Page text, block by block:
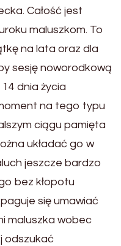
Całość jest
maluszkom. To
na lata oraz dla
sesję noworodkową
dnia życia
na tego typu
ciągu pamięta
układać go w
jeszcze bardzo
bez kłopotu
się umawiać
maluszka wobec
odszukać